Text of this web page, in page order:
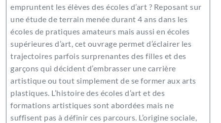
empruntent les élèves des écoles d’art ? Reposant sur
une étude de terrain menée durant 4 ans dans les
écoles de pratiques amateurs mais aussi en écoles
supérieures d’art, cet ouvrage permet d’éclairer les
trajectoires parfois surprenantes des filles et des
garçons qui décident d’embrasser une carrière
artistique ou tout simplement de se former aux arts
plastiques. L’histoire des écoles d’art et des
formations artistiques sont abordées mais ne
suffisent pas à définir ces parcours. L’origine sociale,